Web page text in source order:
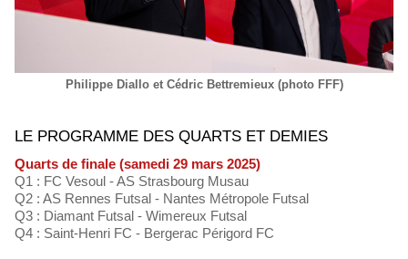
Philippe Diallo et Cédric Bettremieux (photo FFF)
LE PROGRAMME DES QUARTS ET DEMIES
Quarts de finale (samedi 29 mars 2025)
Q1 : FC Vesoul - AS Strasbourg Musau
Q2 : AS Rennes Futsal - Nantes Métropole Futsal
Q3 : Diamant Futsal - Wimereux Futsal
Q4 : Saint-Henri FC - Bergerac Périgord FC